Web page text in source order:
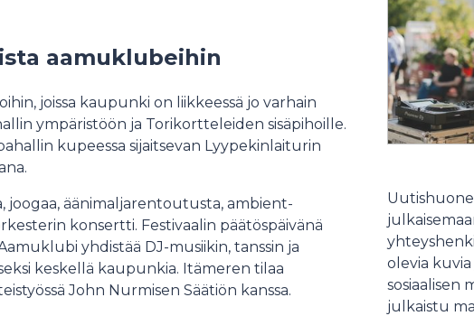
aamuklubeihin
joissa kaupunki on liikkeessä jo varhain
ympäristöön ja Torikortteleiden sisäpihoille.
kupeessa sijaitsevan Lyypekinlaiturin
joogaa, äänimaljarentoutusta, ambient-
konsertti. Festivaalin päätöspäivänä
yhdistää DJ-musiikin, tanssin ja
keskellä kaupunkia. Itämeren tilaa
John Nurmisen Säätiön kanssa.
olevia
sosiaalisen
julkaistu